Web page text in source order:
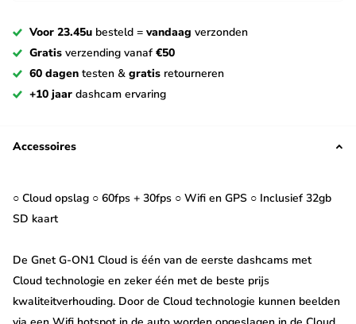
Voor 23.45u besteld = vandaag verzonden
Gratis verzending vanaf €50
60 dagen testen & gratis retourneren
+10 jaar dashcam ervaring
Accessoires
○ Cloud opslag ○ 60fps + 30fps ○ Wifi en GPS ○ Inclusief 32gb
SD kaart
De Gnet G-ON1 Cloud is één van de eerste dashcams met
Cloud technologie en zeker één met de beste prijs
kwaliteitverhouding. Door de Cloud technologie kunnen beelden